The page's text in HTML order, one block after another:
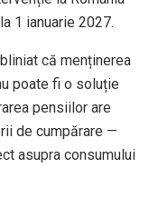
1 ianuarie 2027.
că menținerea
poate fi o soluție
pensiilor are
de cumpărare —
asupra consumului